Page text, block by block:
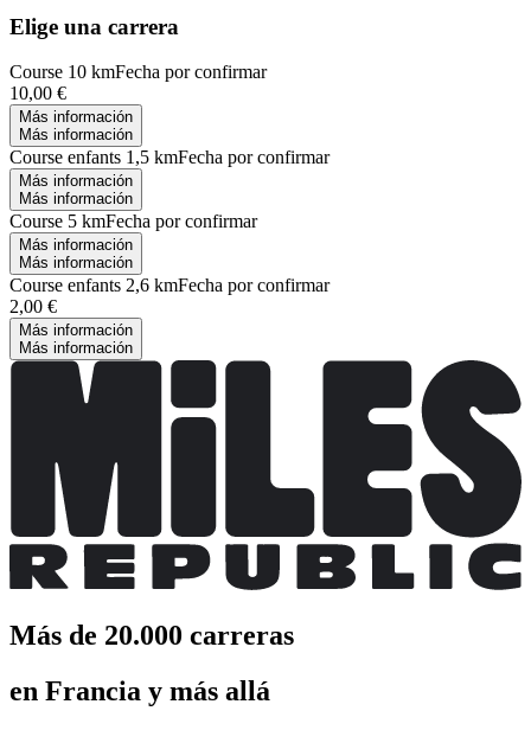
Elige una carrera
Course 10 kmFecha por confirmar
10,00 €
Más información
Más información
Course enfants 1,5 kmFecha por confirmar
Más información
Más información
Course 5 kmFecha por confirmar
Más información
Más información
Course enfants 2,6 kmFecha por confirmar
2,00 €
Más información
Más información
Más de 20.000 carreras
en Francia y más allá